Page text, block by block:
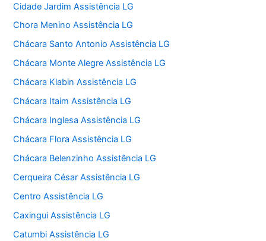
Cidade Jardim Assistência LG
Chora Menino Assistência LG
Chácara Santo Antonio Assistência LG
Chácara Monte Alegre Assistência LG
Chácara Klabin Assistência LG
Chácara Itaim Assistência LG
Chácara Inglesa Assistência LG
Chácara Flora Assistência LG
Chácara Belenzinho Assistência LG
Cerqueira César Assistência LG
Centro Assistência LG
Caxingui Assistência LG
Catumbi Assistência LG